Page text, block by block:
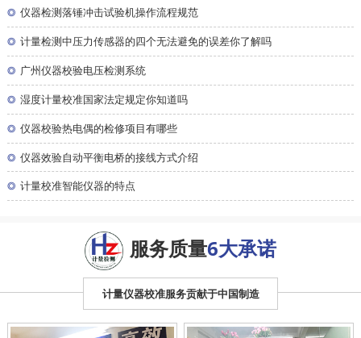
◎ 仪器检测落锤冲击试验机操作流程规范
◎ 计量检测中压力传感器的四个无法避免的误差你了解吗
◎ 广州仪器校验电压检测系统
◎ 湿度计量校准国家法定规定你知道吗
◎ 仪器校验热电偶的检修项目有哪些
◎ 仪器效验自动平衡电桥的接线方式介绍
◎ 计量校准智能仪器的特点
服务质量6大承诺
计量仪器校准服务贡献于中国制造